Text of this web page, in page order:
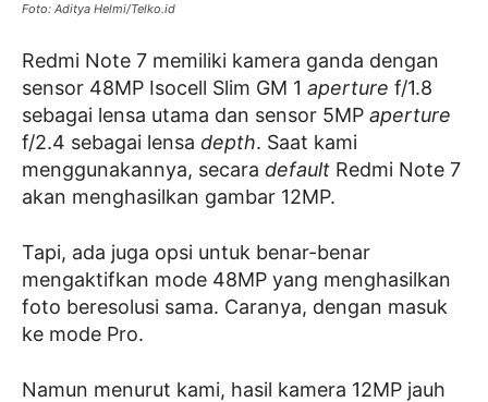
Foto: Aditya Helmi/Telko.id
Redmi Note 7 memiliki kamera ganda dengan
sensor 48MP Isocell Slim GM 1 aperture f/1.8
sebagai lensa utama dan sensor 5MP aperture
f/2.4 sebagai lensa depth. Saat kami
menggunakannya, secara default Redmi Note 7
akan menghasilkan gambar 12MP.
Tapi, ada juga opsi untuk benar-benar
mengaktifkan mode 48MP yang menghasilkan
foto beresolusi sama. Caranya, dengan masuk
ke mode Pro.
Namun menurut kami, hasil kamera 12MP jauh